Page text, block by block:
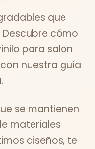
que
cómo
para salon
nuestra guía
se mantienen
materiales
diseños, te